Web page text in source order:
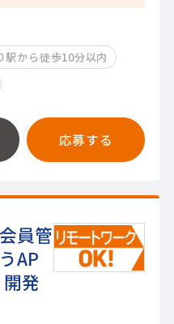
駅から徒歩10分以内
応募する
員管
AP
発